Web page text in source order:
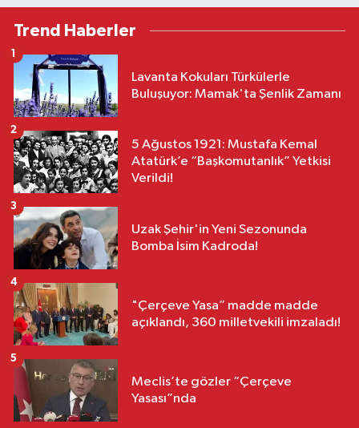
Trend Haberler
Lavanta Kokuları Türkülerle
Buluşuyor: Mamak'ta Şenlik Zamanı
1
5 Ağustos 1921: Mustafa Kemal
Atatürk’e “Başkomutanlık” Yetkisi
Verildi!
2
Uzak Şehir'in Yeni Sezonunda
Bomba İsim Kadroda!
3
"Çerçeve Yasa” madde madde
açıklandı, 360 milletvekili imzaladı!
4
Meclis’te gözler “Çerçeve
Yasası”nda
5